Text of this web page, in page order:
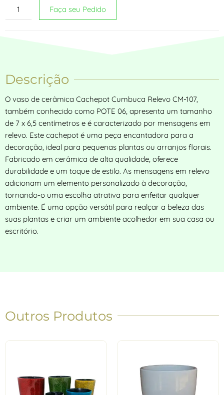
Faça seu Pedido
Descrição
O vaso de cerâmica Cachepot Cumbuca Relevo CM-107,
também conhecido como POTE 06, apresenta um tamanho
de 7 x 6,5 centímetros e é caracterizado por mensagens em
relevo. Este cachepot é uma peça encantadora para a
decoração, ideal para pequenas plantas ou arranjos florais.
Fabricado em cerâmica de alta qualidade, oferece
durabilidade e um toque de estilo. As mensagens em relevo
adicionam um elemento personalizado à decoração,
tornando-o uma escolha atrativa para enfeitar qualquer
ambiente. É uma opção versátil para realçar a beleza das
suas plantas e criar um ambiente acolhedor em sua casa ou
escritório.
Outros Produtos